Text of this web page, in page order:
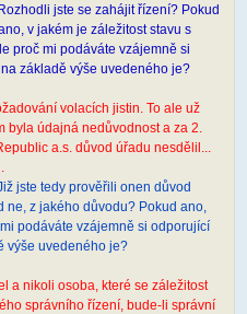
jste se zahájit řízení? Pokud
v jakém je záležitost stavu s
proč mi podáváte vzájemně si
základě výše uvedeného je?
volacích jistin. To ale už
byla údajná nedůvodnost a za 2.
a.s. důvod úřadu nesdělil...
jste tedy prověřili onen důvod
z jakého důvodu? Pokud ano,
podáváte vzájemně si odporující
výše uvedeného je?
a nikoli osoba, které se záležitost
správního řízení, bude-li správní